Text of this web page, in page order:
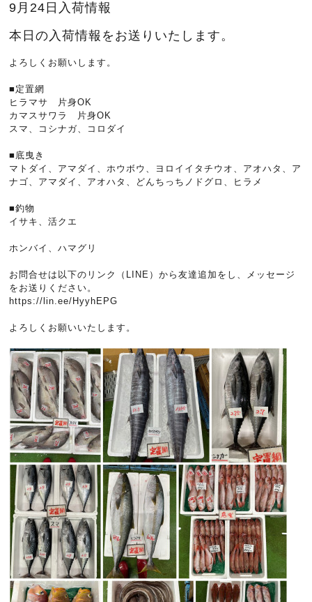
9月24日入荷情報
本日の入荷情報をお送りいたします。
よろしくお願いします。
■定置網
ヒラマサ 片身OK
カマスサワラ 片身OK
スマ、コシナガ、コロダイ
■底曳き
マトダイ、アマダイ、ホウボウ、ヨロイイタチウオ、アオハタ、ア
ナゴ、アマダイ、アオハタ、どんちっちノドグロ、ヒラメ
■釣物
イサキ、活クエ
ホンバイ、ハマグリ
お問合せは以下のリンク（LINE）から友達追加をし、メッセージ
をお送りください。
https://lin.ee/HyyhEPG
よろしくお願いいたします。